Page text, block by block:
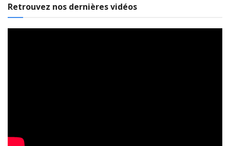
Retrouvez nos dernières vidéos